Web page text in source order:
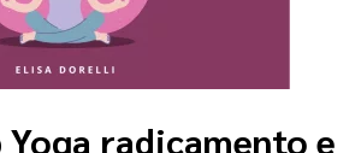
radicamento e